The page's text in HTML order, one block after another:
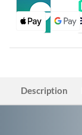
Description